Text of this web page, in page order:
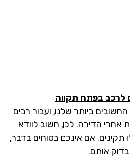
בפתח תקווה
ביותר שלנו, ועבור רבים
הדירה. לכן, חשוב לוודא
אם אינכם בטוחים בדבר,
אותם.